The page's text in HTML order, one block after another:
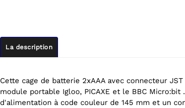
La description
Cette cage de batterie 2xAAA avec connecteur
module portable Igloo, PICAXE et le BBC Micro:bit
d'alimentation à code couleur de 145 mm et un